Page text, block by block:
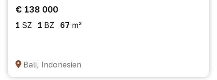
€ 138 000
1 SZ 1 BZ 67 m²
Bali, Indonesien